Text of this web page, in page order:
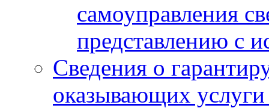
самоуправления
представлению с
Сведения о
оказывающих